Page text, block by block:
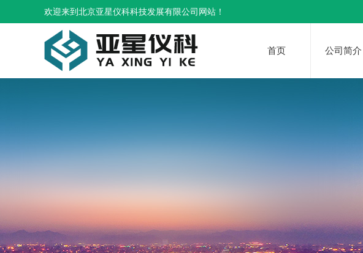
欢迎来到北京亚星仪科科技发展有限公司网站！
首页 公司简介